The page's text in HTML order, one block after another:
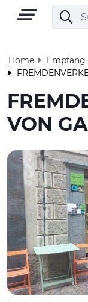
GEBIET
OUTDOOR
KULTUR
NATUR UND
ERLEBNISSE
Home
VON